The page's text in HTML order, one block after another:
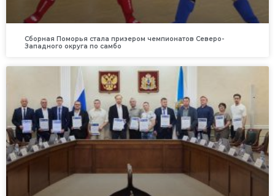
Сборная Поморья стала призером чемпионатов Северо-
Западного округа по самбо